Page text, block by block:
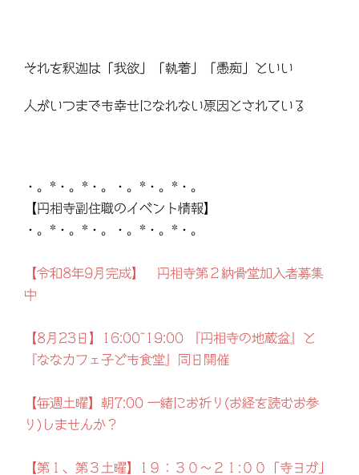
それを釈迦は「我欲」「執着」「愚痴」といい
人がいつまでも幸せになれない原因とされている
・。*・。*・。・。*・。*・。
【円相寺副住職のイベント情報】
・。*・。*・。・。*・。*・。
【令和8年9月完成】 円相寺第２納骨堂加入者募集
中
【8月23日】16:00~19:00 『円相寺の地蔵盆』と
『ななカフェ子ども食堂』同日開催
【毎週土曜】朝7:00 一緒にお祈り(お経を読むお参
り)しませんか？
【第１、第３土曜】1９：３０～２１:００「寺ヨガ」